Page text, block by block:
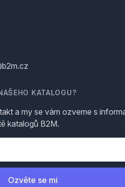
KATALOGU?
a my se vám ozveme s
katalogů B2M.
Ozvěte se mi